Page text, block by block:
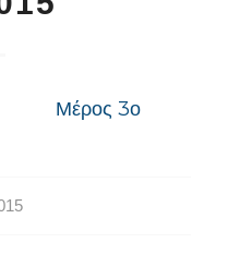
Μέρος 3ο